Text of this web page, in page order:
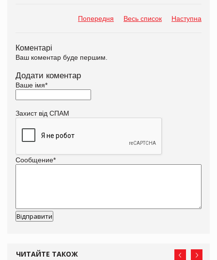
Попередня Весь список Наступна
Коментарі
Ваш коментар буде першим.
Додати коментар
Ваше імя*
Захист від СПАМ
Сообщение*
ЧИТАЙТЕ ТАКОЖ